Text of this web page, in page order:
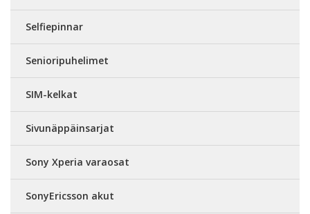
Selfiepinnar
Senioripuhelimet
SIM-kelkat
Sivunäppäinsarjat
Sony Xperia varaosat
SonyEricsson akut